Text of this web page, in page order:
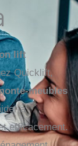
lift
Quicklift,
meubles
à
efficacement.